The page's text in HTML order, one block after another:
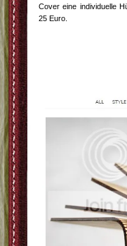
Cover eine individuelle
25 Euro.